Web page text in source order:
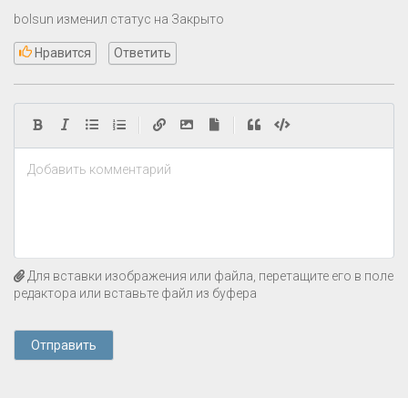
bolsun изменил статус на Закрыто
Нравится Ответить
Добавить комментарий
Для вставки изображения или файла, перетащите его в поле
редактора или вставьте файл из буфера